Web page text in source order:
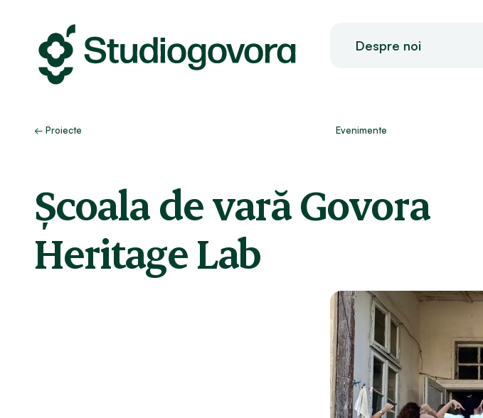
content
Despre noi
← Proiecte Evenimente
Școala de vară Govora
Heritage Lab